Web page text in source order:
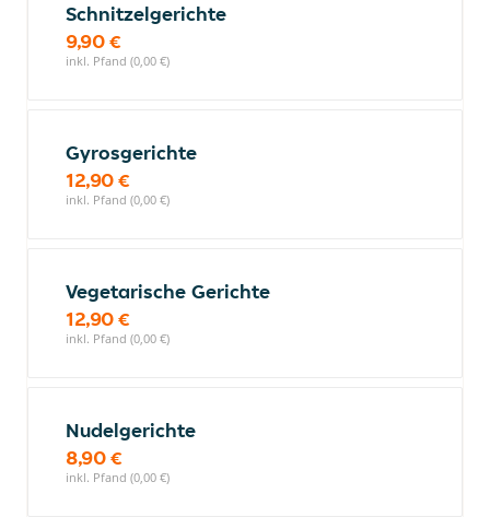
Schnitzelgerichte
9,90 €
inkl. Pfand (0,00 €)
Gyrosgerichte
12,90 €
inkl. Pfand (0,00 €)
Vegetarische Gerichte
12,90 €
inkl. Pfand (0,00 €)
Nudelgerichte
8,90 €
inkl. Pfand (0,00 €)